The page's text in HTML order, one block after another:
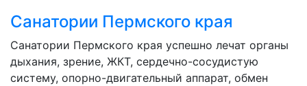
Санатории Пермского края
Санатории Пермского края успешно лечат органы
дыхания, зрение, ЖКТ, сердечно-сосудистую
систему, опорно-двигательный аппарат, обмен